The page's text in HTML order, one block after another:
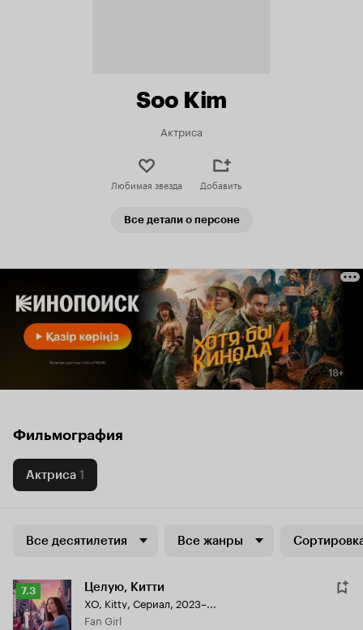
Soo Kim
Актриса
Любимая звезда Добавить
Все детали о персоне
Фильмография
Актриса 1
Все десятилетия Все жанры
Рейтинг
Кинопоиска
7.3
7.3 Целую, Китти
XO, Kitty, Сериал, 2023–...
Fan Girl